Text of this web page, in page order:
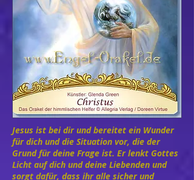
Jesus ist bei dir und bereitet ein Wunder
für dich und die Situation vor, die der
Grund für deine Frage ist. Er lenkt Gottes
Licht auf dich und deine Liebenden und
sorgt dafür, dass ihr alle sicher und